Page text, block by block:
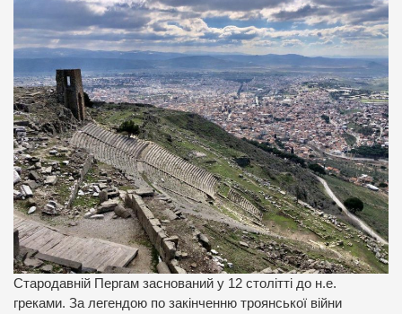
Стародавній Пергам заснований у 12 столітті до н.е.
греками. За легендою по закінченню троянської війни